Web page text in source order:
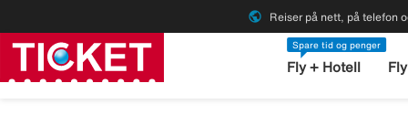
public Reiser på nett, på telefon
Spare tid og penger
Fly + Hotell Fly